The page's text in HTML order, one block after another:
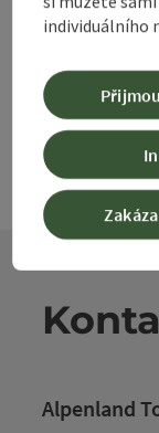
Alpenland
individuálního